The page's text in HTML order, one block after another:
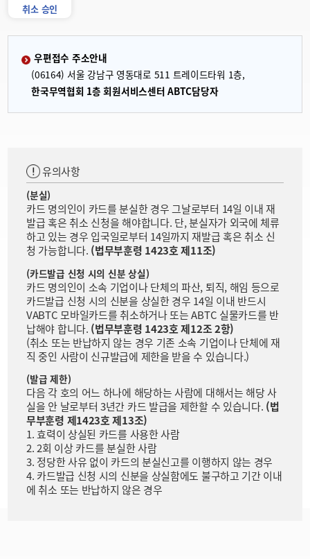
취소 승인
우편접수 주소안내
(06164) 서울 강남구 영동대로 511 트레이드타워 1층,
한국무역협회 1층 회원서비스센터 ABTC담당자
유의사항
(분실)
카드 명의인이 카드를 분실한 경우 그날로부터 14일 이내 재
발급 혹은 취소 신청을 해야합니다. 단, 분실자가 외국에 체류
하고 있는 경우 입국일로부터 14일까지 재발급 혹은 취소 신
청 가능합니다. (법무부훈령 1423호 제11조)
(카드발급 신청 시의 신분 상실)
카드 명의인이 소속 기업이나 단체의 파산, 퇴직, 해임 등으로
카드발급 신청 시의 신분을 상실한 경우 14일 이내 반드시
VABTC 모바일카드를 취소하거나 또는 ABTC 실물카드를 반
납해야 합니다. (법무부훈령 1423호 제12조 2항)
(취소 또는 반납하지 않는 경우 기존 소속 기업이나 단체에 재
직 중인 사람이 신규발급에 제한을 받을 수 있습니다.)
(발급 제한)
다음 각 호의 어느 하나에 해당하는 사람에 대해서는 해당 사
실을 안 날로부터 3년간 카드 발급을 제한할 수 있습니다. (법
무부훈령 제1423호 제13조)
1. 효력이 상실된 카드를 사용한 사람
2. 2회 이상 카드를 분실한 사람
3. 정당한 사유 없이 카드의 분실신고를 이행하지 않는 경우
4. 카드발급 신청 시의 신분을 상실함에도 불구하고 기간 이내
에 취소 또는 반납하지 않은 경우